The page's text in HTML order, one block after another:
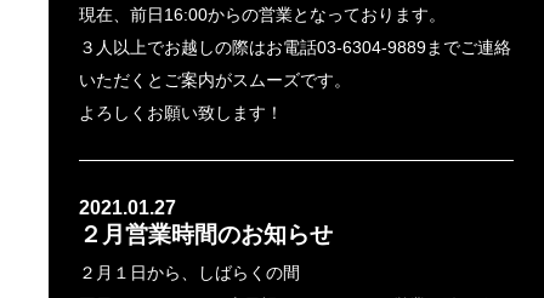
現在、前日16:00からの営業となっております。
３人以上でお越しの際はお電話03-6304-9889までご連絡
いただくとご案内がスムーズです。
よろしくお願い致します！
2021.01.27
２月営業時間のお知らせ
２月１日から、しばらくの間